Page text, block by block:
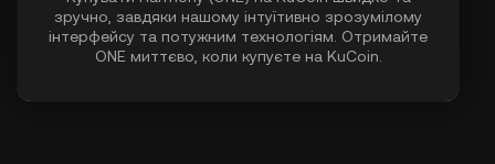
зручно, завдяки нашому інтуїтивно зрозумілому
інтерфейсу та потужним технологіям. Отримайте
ONE миттєво, коли купуєте на KuCoin.